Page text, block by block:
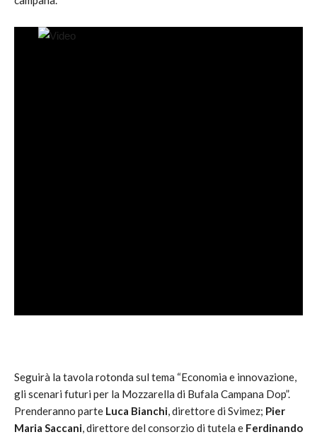
Seguirà la tavola rotonda sul tema “Economia e innovazione,
gli scenari futuri per la Mozzarella di Bufala Campana Dop”.
Prenderanno parte Luca Bianchi, direttore di Svimez; Pier
Maria Saccani, direttore del consorzio di tutela e Ferdinando